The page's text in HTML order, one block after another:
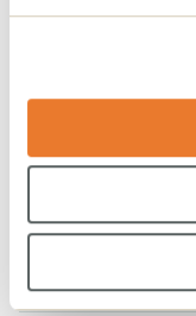
Novembre